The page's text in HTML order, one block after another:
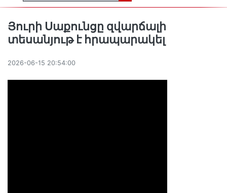
Յուրի Սաքունցը զվարճալի
տեսանյութ է հրապարակել
2026-06-15 20:54:00